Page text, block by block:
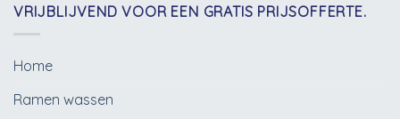
VRIJBLIJVEND VOOR EEN GRATIS PRIJSOFFERTE.
Home
Ramen wassen